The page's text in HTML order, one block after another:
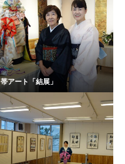
帯アート「結展」